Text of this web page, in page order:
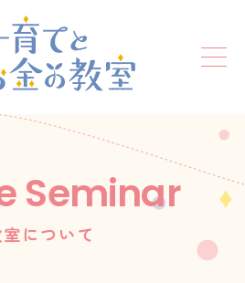
Seminar
について